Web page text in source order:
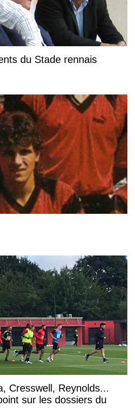
du Stade rennais
Cresswell, Reynolds...
sur les dossiers du